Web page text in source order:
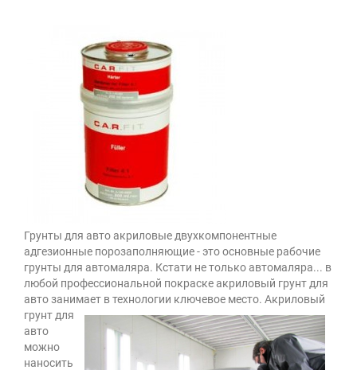
Грунты для авто акриловые двухкомпонентные
адгезионные порозаполняющие - это основные рабочие
грунты для автомаляра. Кстати не только автомаляра... в
любой профессиональной покраске акриловый грунт для
авто занимает в технологии ключевое место. Акриловый
грунт для
авто
можно
наносить